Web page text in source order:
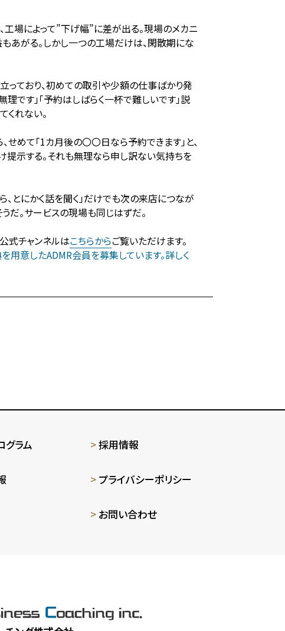
場によって”下げ幅”に差が出る。現場のメカニ
あがる。しかし一つの工場だけは、閑散期にな
っており、初めての取引や少額の仕事ばかり発
です」「予約はしばらく一杯で難しいです」説
くれない。
めて「1カ月後の〇〇日なら予約できます」と、
提示する。それも無理なら申し訳ない気持ちを
とにかく話を聞く」だけでも次の来店につなが
だ。サービスの現場も同じはずだ。
式チャンネルはこちらからご覧いただけます。
意したADMR会員を募集しています。詳しく
グラム 採用情報
プライバシーポリシー
お問い合わせ